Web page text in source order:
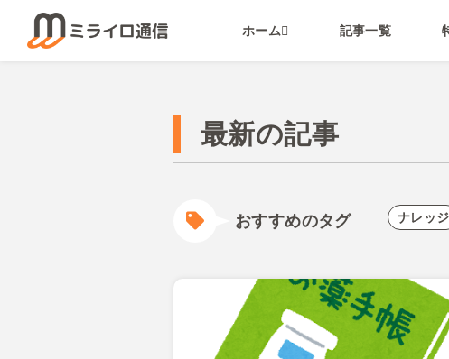
ホーム 記事一覧
最新の記事
おすすめのタグ ナレッジ